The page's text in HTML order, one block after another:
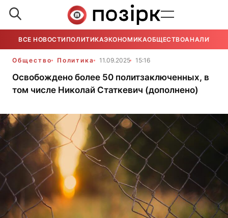
ВСЕ НОВОСТИ ПОЛИТИКАЭКОНОМИКАОБЩЕСТВОАНАЛИТИКА
Общество Политика 11.09.2025 15:16
Освобождено более 50 политзаключенных, в
том числе Николай Статкевич (дополнено)